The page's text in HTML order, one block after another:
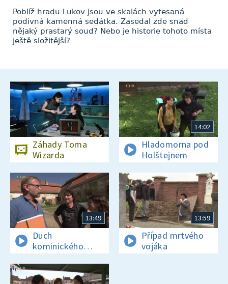
Poblíž hradu Lukov jsou ve skalách vytesaná
podivná kamenná sedátka. Zasedal zde snad
nějaký prastarý soud? Nebo je historie tohoto místa
ještě složitější?
Záhady Toma
Wizarda
14:02
Hladomorna pod
Holštejnem
13:49
Duch
kominického
učně
13:59
Případ mrtvého
vojáka